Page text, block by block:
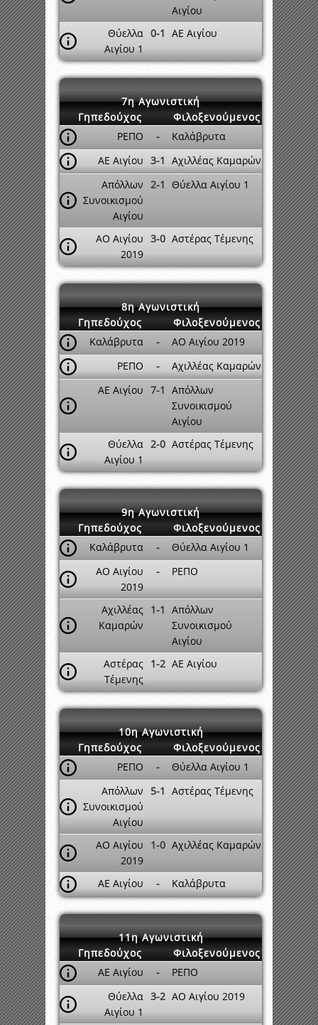
Αιγίου
Θύελλα
Αιγίου 1
0-1 ΑΕ Αιγίου
7η Αγωνιστική
Γηπεδούχος
Φιλοξενούμενος
ΡΕΠΟ
-
Καλάβρυτα
ΑΕ Αιγίου 3-1 Αχιλλέας Καμαρών
Απόλλων
Συνοικισμού
Αιγίου
2-1 Θύελλα Αιγίου 1
ΑΟ Αιγίου
2019
3-0 Αστέρας Τέμενης
8η Αγωνιστική
Γηπεδούχος
Φιλοξενούμενος
Καλάβρυτα
-
ΑΟ Αιγίου 2019
ΡΕΠΟ
-
Αχιλλέας Καμαρών
ΑΕ Αιγίου 7-1 Απόλλων
Συνοικισμού
Αιγίου
Θύελλα
Αιγίου 1
2-0 Αστέρας Τέμενης
9η Αγωνιστική
Γηπεδούχος
Φιλοξενούμενος
Καλάβρυτα
-
Θύελλα Αιγίου 1
ΑΟ Αιγίου
2019
- ΡΕΠΟ
Αχιλλέας
Καμαρών
1-1 Απόλλων
Συνοικισμού
Αιγίου
Αστέρας
Τέμενης
1-2 ΑΕ Αιγίου
10η Αγωνιστική
Γηπεδούχος
Φιλοξενούμενος
ΡΕΠΟ
-
Θύελλα Αιγίου 1
Απόλλων
Συνοικισμού
Αιγίου
5-1 Αστέρας Τέμενης
ΑΟ Αιγίου
2019
1-0 Αχιλλέας Καμαρών
ΑΕ Αιγίου - Καλάβρυτα
11η Αγωνιστική
Γηπεδούχος
Φιλοξενούμενος
ΑΕ Αιγίου
-
ΡΕΠΟ
Θύελλα
Αιγίου 1
3-2 ΑΟ Αιγίου 2019